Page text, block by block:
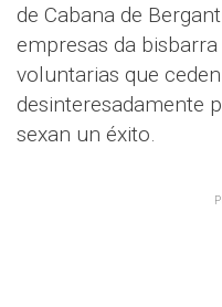
de Cabana de
empresas da
voluntarias que
desinteresadamente
sexan un éxito.